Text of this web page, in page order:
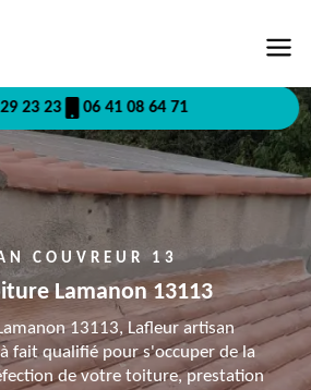
23 23 06 41 08 64 71
COUVREUR 13
Lamanon 13113
13113, Lafleur artisan
fait qualifié pour s'occuper de la
de votre toiture, prestation